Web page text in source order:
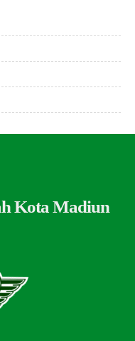
Kota Madiun